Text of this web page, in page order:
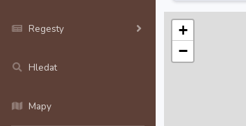
Regesty
Hledat
Mapy
+
−